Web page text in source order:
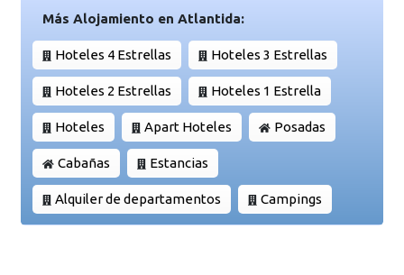
Más Alojamiento en Atlantida:
Hoteles 4 Estrellas Hoteles 3 Estrellas
Hoteles 2 Estrellas Hoteles 1 Estrella
Hoteles Apart Hoteles Posadas
Cabañas Estancias
Alquiler de departamentos Campings